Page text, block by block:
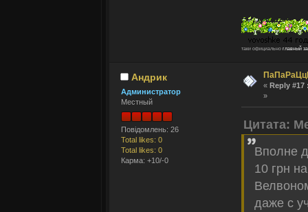
таки официально главный
Андрик
Администратор
Местный
Повідомлень: 26
Total likes: 0
Total likes: 0
Карма: +10/-0
« Reply #17
»
Цитата:
Вполне
10 грн
даже с